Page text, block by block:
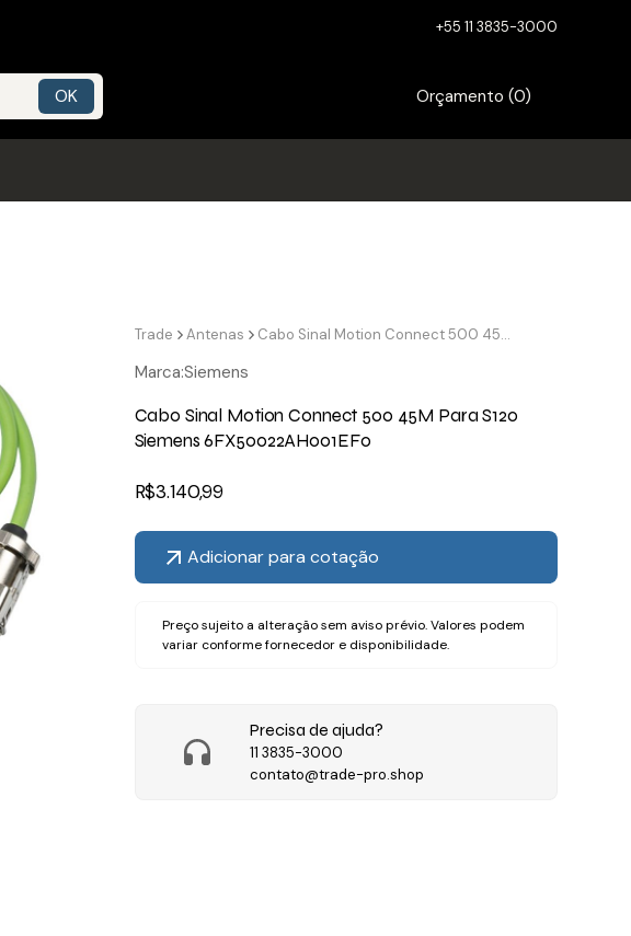
+55 11 3835-3000
Orçamento (0)
Trade Antenas Cabo Sinal Motion Connect 500 45M Para S120 Siemens 6FX50022AH001EF0
Marca:Siemens
Cabo Sinal Motion Connect 500 45M Para S120
Siemens 6FX50022AH001EF0
R$3.140,99
Adicionar para cotação
Preço sujeito a alteração sem aviso prévio. Valores podem
variar conforme fornecedor e disponibilidade.
Precisa de ajuda?
11 3835-3000
contato@trade-pro.shop